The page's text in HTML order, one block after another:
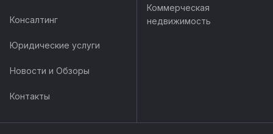
Консалтинг
Юридические услуги
Новости и Обзоры
Контакты
Коммерческая
недвижимость